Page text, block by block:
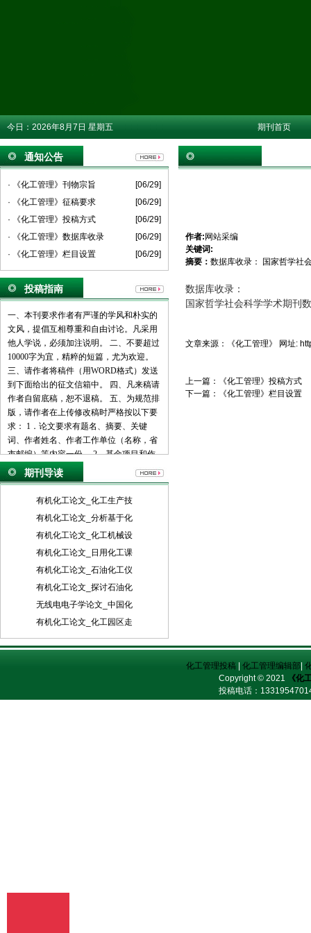
今日： 2026年8月7日 星期五 期刊首页
通知公告
· 《化工管理》刊物宗旨
[06/29]
· 《化工管理》征稿要求
[06/29]
· 《化工管理》投稿方式
[06/29]
· 《化工管理》数据库收录
[06/29]
· 《化工管理》栏目设置
[06/29]
投稿指南
一、本刊要求作者有严谨的学风和朴实的
文风，提倡互相尊重和自由讨论。凡采用
他人学说，必须加注说明。 二、不要超过
10000字为宜，精粹的短篇，尤为欢迎。
三、请作者将稿件（用WORD格式）发送
到下面给出的征文信箱中。 四、凡来稿请
作者自留底稿，恕不退稿。 五、为规范排
版，请作者在上传修改稿时严格按以下要
求： 1．论文要求有题名、摘要、关键
词、作者姓名、作者工作单位（名称，省
市邮编）等内容一份。 2．基金项目和作
者简介按下列格式： 基金项目：项目名称
（编号） 作者简介：姓名（出生年－），
性别，民族（汉族可省略），籍贯，职
言部分和正文部分，正文部分用阿拉伯数
字分级编号法，一般用两级。插图下方应
注明图序和图名。表格应采用三线表，表
格上方应注明表序和表名。 4．参考文献
主要的、发表在正式出版物上的文献。其
他相关注释可用脚注在当页标注。参考文
献的著录应执行国家标准GB7714-87的规
期刊导读
有机化工论文_化工生产技
有机化工论文_分析基于化
有机化工论文_化工机械设
有机化工论文_日用化工课
有机化工论文_石油化工仪
有机化工论文_探讨石油化
无线电电子学论文_中国化
有机化工论文_化工园区走
作者: 网站采编
关键词:
摘要： 数据库收录： 国家哲学社
数据库收录：
国家哲学社会科学学术期刊
文章来源： 《化工管理》 网址:
上一篇：
《化工管理》投稿方式
下一篇：
《化工管理》栏目设置
化工管理投稿 化工管理编辑部|
Copyright © 2021
《化
投稿电话：